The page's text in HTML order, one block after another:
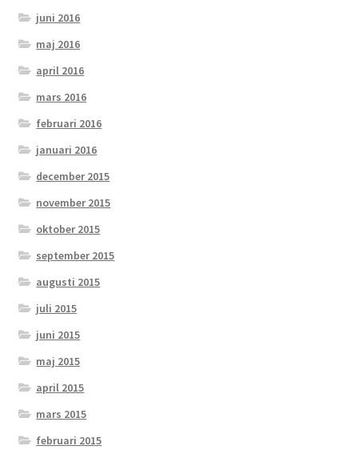
juni 2016
maj 2016
april 2016
mars 2016
februari 2016
januari 2016
december 2015
november 2015
oktober 2015
september 2015
augusti 2015
juli 2015
juni 2015
maj 2015
april 2015
mars 2015
februari 2015